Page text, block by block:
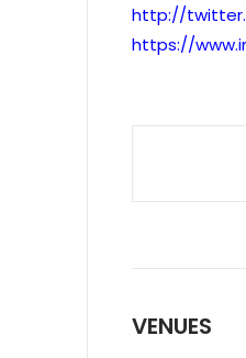
http://
https://
VENUES